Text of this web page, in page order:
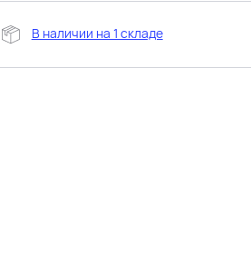
В наличии на 1 складе